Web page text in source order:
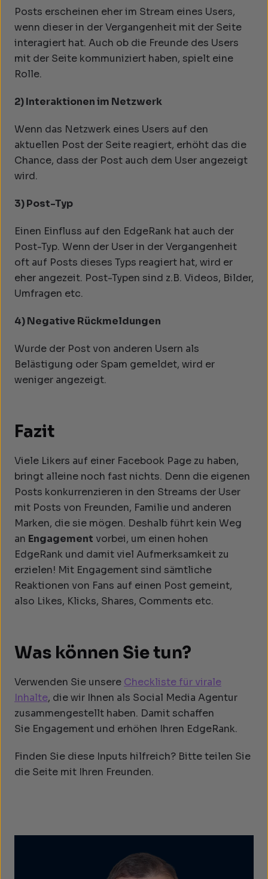
Posts erscheinen eher im Stream eines Users,
wenn dieser in der Vergangenheit mit der Seite
interagiert hat. Auch ob die Freunde des Users
mit der Seite kommuniziert haben, spielt eine
Rolle.
2) Interaktionen im Netzwerk
Wenn das Netzwerk eines Users auf den
aktuellen Post der Seite reagiert, erhöht das die
Chance, dass der Post auch dem User angezeigt
wird.
3) Post-Typ
Einen Einfluss auf den EdgeRank hat auch der
Post-Typ. Wenn der User in der Vergangenheit
oft auf Posts dieses Typs reagiert hat, wird er
eher angezeit. Post-Typen sind z.B. Videos, Bilder,
Umfragen etc.
4) Negative Rückmeldungen
Wurde der Post von anderen Usern als
Belästigung oder Spam gemeldet, wird er
weniger angezeigt.
Fazit
Viele Likers auf einer Facebook Page zu haben,
bringt alleine noch fast nichts. Denn die eigenen
Posts konkurrenzieren in den Streams der User
mit Posts von Freunden, Familie und anderen
Marken, die sie mögen. Deshalb führt kein Weg
an Engagement vorbei, um einen hohen
EdgeRank und damit viel Aufmerksamkeit zu
erzielen! Mit Engagement sind sämtliche
Reaktionen von Fans auf einen Post gemeint,
also Likes, Klicks, Shares, Comments etc.
Was können Sie tun?
Verwenden Sie unsere Checkliste für virale
Inhalte, die wir Ihnen als Social Media Agentur
zusammengestellt haben. Damit schaffen
Sie Engagement und erhöhen Ihren EdgeRank.
Finden Sie diese Inputs hilfreich? Bitte teilen Sie
die Seite mit Ihren Freunden.